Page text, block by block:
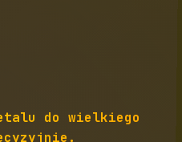
do wielkiego